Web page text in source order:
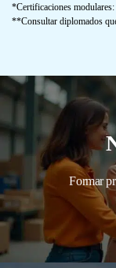
*Certificaciones
**Consultar diplomados
Formar